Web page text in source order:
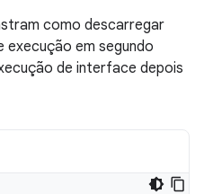
como descarregar
execução em segundo
de interface depois